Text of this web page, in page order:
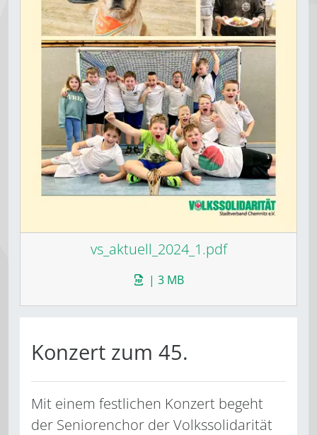
vs_aktuell_2024_1.pdf
| 3 MB
Konzert zum 45.
Mit einem festlichen Konzert begeht
der Seniorenchor der Volkssolidarität